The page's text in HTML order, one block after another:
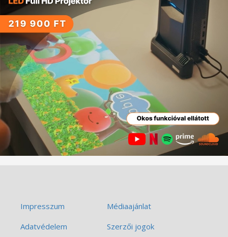
Impresszum
Médiaajánlat
Adatvédelem
Szerzői jogok